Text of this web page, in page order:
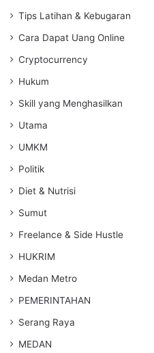
Tips Latihan & Kebugaran
Cara Dapat Uang Online
Cryptocurrency
Hukum
Skill yang Menghasilkan
Utama
UMKM
Politik
Diet & Nutrisi
Sumut
Freelance & Side Hustle
HUKRIM
Medan Metro
PEMERINTAHAN
Serang Raya
MEDAN